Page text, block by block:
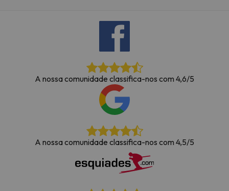
A nossa comunidade classifica-nos com 4,6/5
A nossa comunidade classifica-nos com 4,5/5